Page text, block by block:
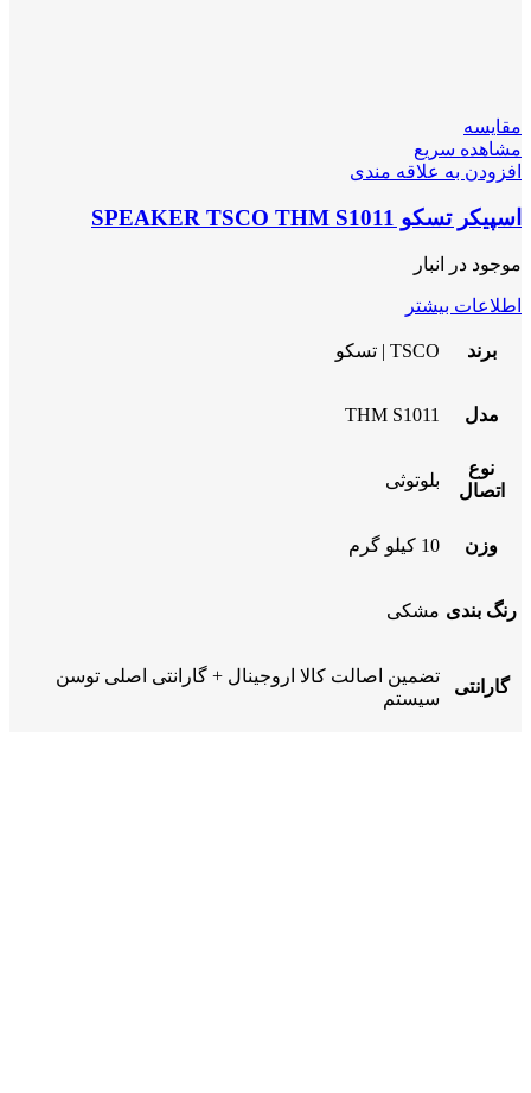
مقایسه
مشاهده سریع
افزودن به علاقه مندی
اسپیکر تسکو SPEAKER TSCO THM S1011
موجود در انبار
اطلاعات بیشتر
برند TSCO | تسکو
مدل THM S1011
نوع
اتصال
بلوتوثی
وزن 10 کیلو گرم
رنگ بندی مشکی
گارانتی
تضمین اصالت کالا اروجینال + گارانتی اصلی توسن
سیستم